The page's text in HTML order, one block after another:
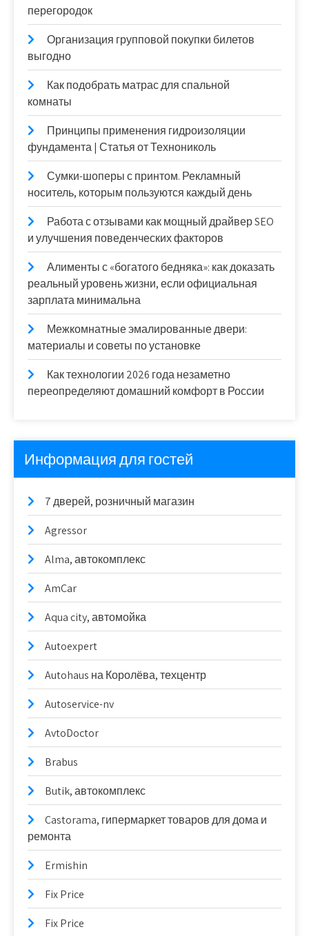
перегородок
Организация групповой покупки билетов
выгодно
Как подобрать матрас для спальной
комнаты
Принципы применения гидроизоляции
фундамента | Статья от Технониколь
Сумки-шоперы с принтом. Рекламный
носитель, которым пользуются каждый день
Работа с отзывами как мощный драйвер SEO
и улучшения поведенческих факторов
Алименты с «богатого бедняка»: как доказать
реальный уровень жизни, если официальная
зарплата минимальна
Межкомнатные эмалированные двери:
материалы и советы по установке
Как технологии 2026 года незаметно
переопределяют домашний комфорт в России
Информация для гостей
7 дверей, розничный магазин
Agressor
Alma, автокомплекс
AmCar
Aqua city, автомойка
Autoexpert
Autohaus на Королёва, техцентр
Autoservice-nv
AvtoDoctor
Brabus
Butik, автокомплекс
Castorama, гипермаркет товаров для дома и
ремонта
Ermishin
Fix Price
Fix Price